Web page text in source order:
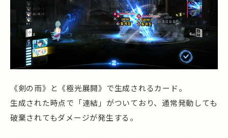
《剣の雨》と《極光展開》で生成されるカード。
生成された時点で「連結」がついており、通常発動しても
破棄されてもダメージが発生する。